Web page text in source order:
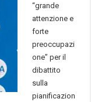
“grande
attenzione e
forte
preoccupazi
one” per il
dibattito
sulla
pianificazion